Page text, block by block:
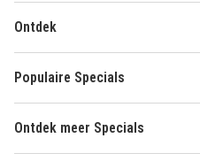
Ontdek
Populaire Specials
Ontdek meer Specials